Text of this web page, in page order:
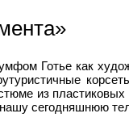
Готье как
из
сегодняшнюю